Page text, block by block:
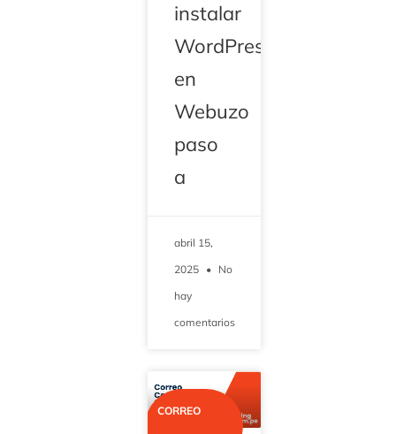
instalar
WordPress
en
Webuzo
paso
a
abril 15,
2025
No
hay
comentarios
CORREO